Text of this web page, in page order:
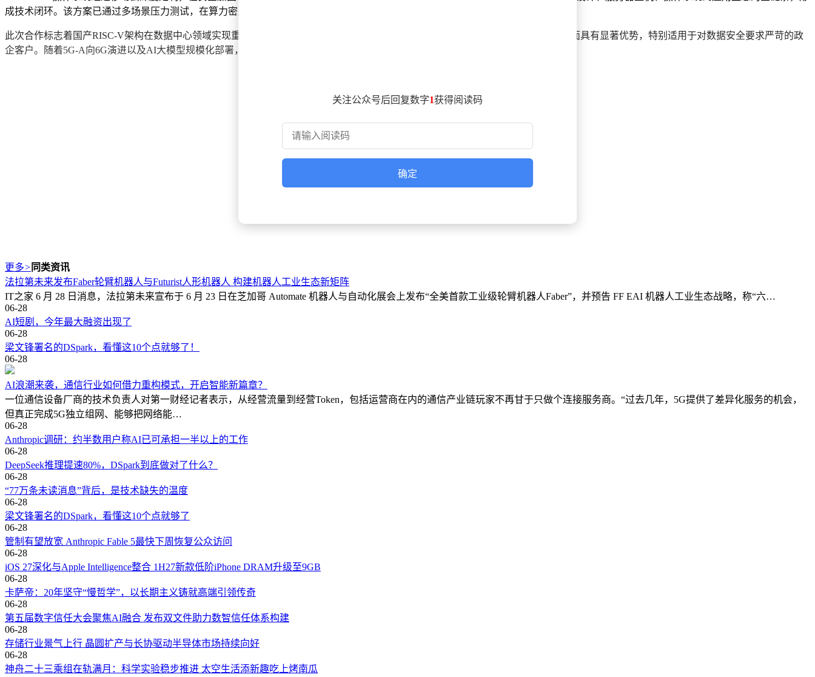
成技术闭环。该方案已通过多场景压力测试，在算力密度、能效比和安全防护等关键指标上达到行业领先水平。
此次合作标志着国产RISC-V架构在数据中心领域实现重要突破。相比传统架构，该方案在指令集自主性、硬件安全性和系统定制化方面具有显著优势，特别适用于对数据安全要求严苛的政
企客户。随着5G-A向6G演进以及AI大模型规模化部署，这种融合架构有望成为新型基础设施的核心支撑。
关注公众号后回复数字1获得阅读码
确定
更多> 同类资讯
法拉第未来发布Faber轮臂机器人与Futurist人形机器人 构建机器人工业生态新矩阵
IT之家 6 月 28 日消息，法拉第未来宣布于 6 月 23 日在芝加哥 Automate 机器人与自动化展会上发布“全美首款工业级轮臂机器人Faber”，并预告 FF EAI 机器人工业生态战略，称“六…
06-28
AI短剧，今年最大融资出现了
06-28
梁文锋署名的DSpark，看懂这10个点就够了！
06-28
AI浪潮来袭，通信行业如何借力重构模式，开启智能新篇章？
一位通信设备厂商的技术负责人对第一财经记者表示，从经营流量到经营Token，包括运营商在内的通信产业链玩家不再甘于只做个连接服务商。“过去几年，5G提供了差异化服务的机会，
但真正完成5G独立组网、能够把网络能…
06-28
Anthropic调研：约半数用户称AI已可承担一半以上的工作
06-28
DeepSeek推理提速80%，DSpark到底做对了什么？
06-28
“77万条未读消息”背后，是技术缺失的温度
06-28
梁文锋署名的DSpark，看懂这10个点就够了
06-28
管制有望放宽 Anthropic Fable 5最快下周恢复公众访问
06-28
iOS 27深化与Apple Intelligence整合 1H27新款低阶iPhone DRAM升级至9GB
06-28
卡萨帝：20年坚守“慢哲学”，以长期主义铸就高端引领传奇
06-28
第五届数字信任大会聚焦AI融合 发布双文件助力数智信任体系构建
06-28
存储行业景气上行 晶圆扩产与长协驱动半导体市场持续向好
06-28
神舟二十三乘组在轨满月：科学实验稳步推进 太空生活添新趣吃上烤南瓜